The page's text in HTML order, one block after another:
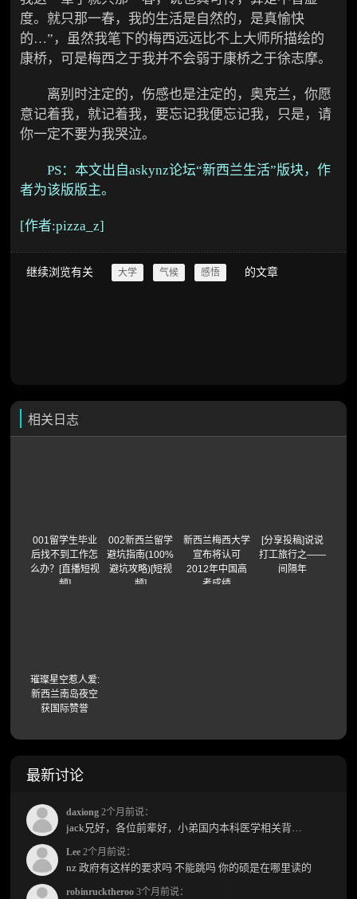
度。就只那一春，我的生活是自然的，是真愉快
的…”，虽然我笔下的梅西远远比不上大师所描绘的
康桥，可是梅西之于我并不会弱于康桥之于徐志摩。
离别时注定的，伤感也是注定的，奥克兰，你愿
意记着我，就记着我，要忘记我便忘记我，只是，请
你一定不要为我哭泣。
PS：本文出自askynz论坛“新西兰生活”版块，作
者为该版版主。
[作者:pizza_z]
继续浏览有关 大学 气候 感悟 的文章
相关日志
001留学生毕业
后找不到工作怎
么办？[直播短视
频]
002新西兰留学
避坑指南(100%
避坑攻略)[短视
频]
新西兰梅西大学
宣布将认可
2012年中国高
考成绩
[分享投稿]说说
打工旅行之——
间隔年
璀璨星空惹人爱:
新西兰南岛夜空
获国际赞誉
最新讨论
daxiong 2个月前说：
jack兄好，各位前辈好，小弟国内本科医学相关背景，预算有限，是直接去新西兰读2年护理硕士...
Lee 2个月前说：
nz 政府有这样的要求吗 不能跳吗 你的硕是在哪里读的
robinrucktheroo 3个月前说：